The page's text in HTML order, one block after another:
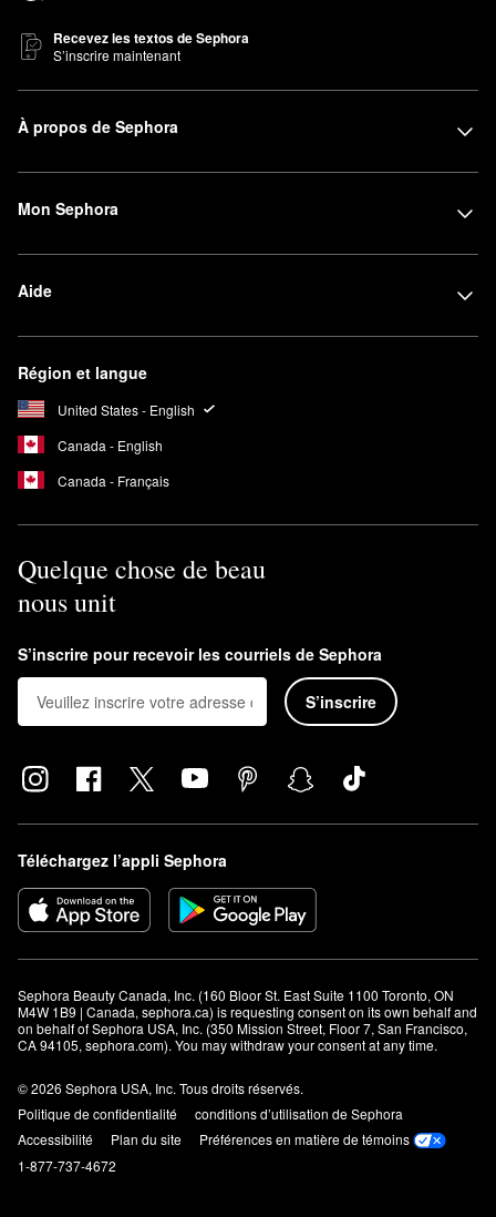
Recevez les textos de Sephora
S’inscrire maintenant
À propos de Sephora
Mon Sephora
Aide
Région et langue
United States - English
Canada - English
Canada - Français
Quelque chose de beau
nous unit
S’inscrire pour recevoir les courriels de Sephora
S’inscrire
Téléchargez l’appli Sephora
Sephora Beauty Canada, Inc. (160 Bloor St. East Suite 1100 Toronto, ON
M4W 1B9 | Canada, sephora.ca) is requesting consent on its own behalf and
on behalf of Sephora USA, Inc. (350 Mission Street, Floor 7, San Francisco,
CA 94105, sephora.com). You may withdraw your consent at any time.
© 2026 Sephora USA, Inc. Tous droits réservés.
Politique de confidentialité
conditions d’utilisation de Sephora
Accessibilité
Plan du site
Préférences en matière de témoins
1-877-737-4672